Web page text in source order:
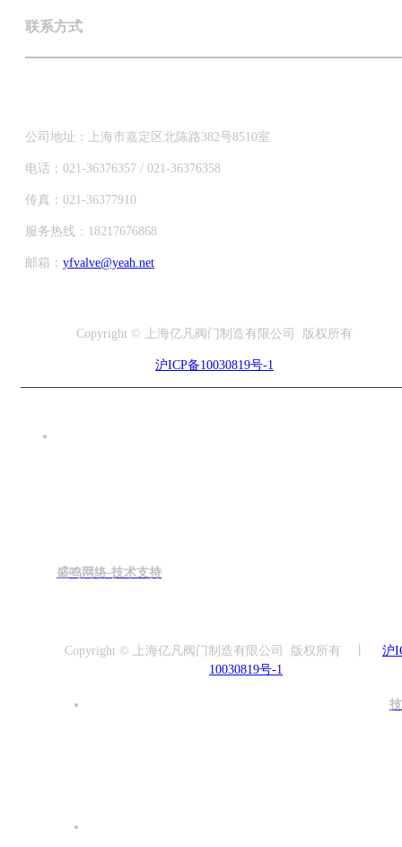
联系方式
公司地址：上海市嘉定区北陈路382号8510室
电话：021-36376357 / 021-36376358
传真：021-36377910
服务热线：18217676868
邮箱： yfvalve@yeah.net
Copyright © 上海亿凡阀门制造有限公司 版权所有
沪ICP备10030819号-1
盛鸣网络-技术支持
Copyright © 上海亿凡阀门制造有限公司 版权所有 丨 沪
10030819号-1